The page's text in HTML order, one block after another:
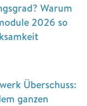
Warum
2026 so
Überschuss:
ganzen